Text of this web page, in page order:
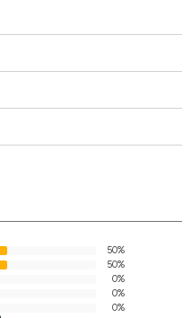
50%
50%
0%
0%
0%